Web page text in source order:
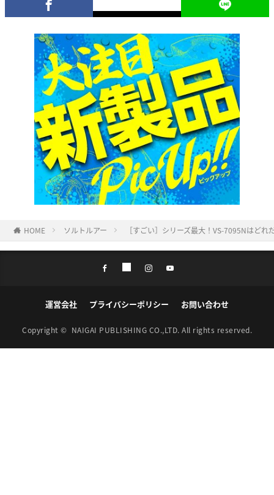
HOME ソルトルアー ［すごい］シリーズ最大！VS-7095Nはど
運営会社 プライバシーポリシー お問い合わせ
Copyright © NAIGAI PUBLISHING CO.,LTD. All rights reserved.